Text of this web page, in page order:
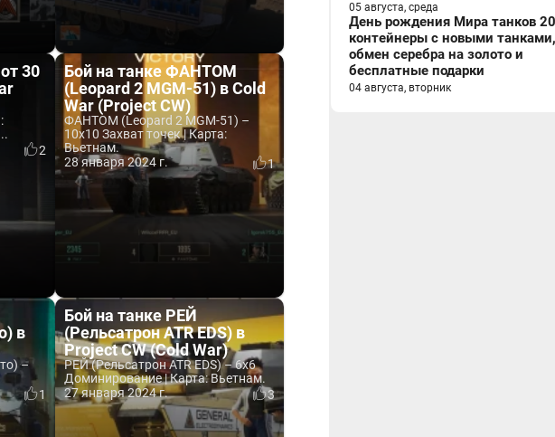
30
2
Бой на танке ФАНТОМ
(Leopard 2 MGM-51) в Cold
War (Project CW)
ФАНТОМ (Leopard 2 MGM-51) –
10x10 Захват точек | Карта:
Вьетнам.
28 января 2024 г.
1
в
–
1
Бой на танке РЕЙ
(Рельсатрон ATR EDS) в
Project CW (Cold War)
РЕЙ (Рельсатрон ATR EDS) – 6x6
Доминирование | Карта: Вьетнам.
27 января 2024 г.
3
05 августа, среда
День рождения Мира танков
контейнеры с новыми танками,
обмен серебра на золото и
бесплатные подарки
04 августа, вторник